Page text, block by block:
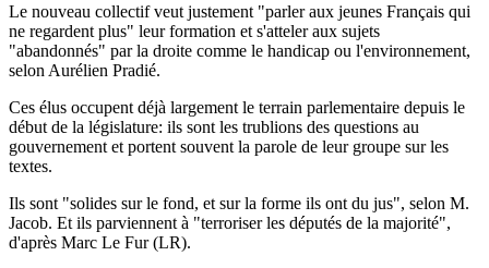
Le nouveau collectif veut justement "parler aux jeunes Français qui
ne regardent plus" leur formation et s'atteler aux sujets
"abandonnés" par la droite comme le handicap ou l'environnement,
selon Aurélien Pradié.
Ces élus occupent déjà largement le terrain parlementaire depuis le
début de la législature: ils sont les trublions des questions au
gouvernement et portent souvent la parole de leur groupe sur les
textes.
Ils sont "solides sur le fond, et sur la forme ils ont du jus", selon M.
Jacob. Et ils parviennent à "terroriser les députés de la majorité",
d'après Marc Le Fur (LR).